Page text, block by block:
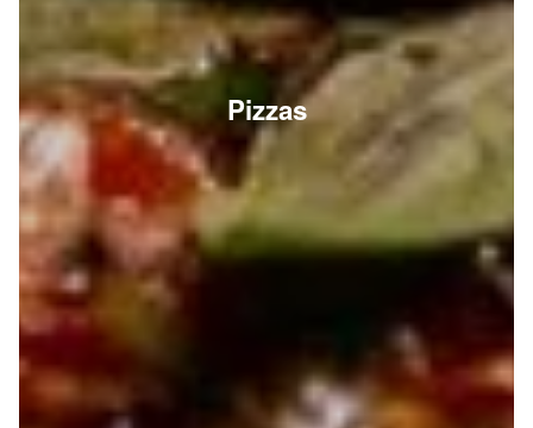
Pizzas